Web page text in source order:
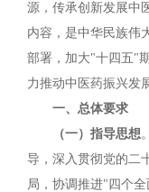
源，传承创新发展中
内容，是中华民族
部署，加大"十四五"
力推动中医药振兴发
一、总体要求
（一）指导思想
导，深入贯彻党的二
局，协调推进"四个